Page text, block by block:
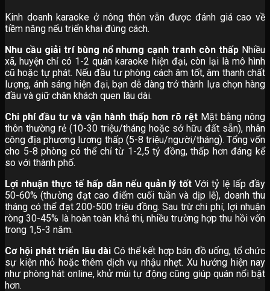
Kinh doanh karaoke ở nông thôn vẫn được đánh giá cao về
tiềm năng nếu triển khai đúng cách.
Nhu cầu giải trí bùng nổ nhưng cạnh tranh còn thấp Nhiều
xã, huyện chỉ có 1-2 quán karaoke hiện đại, còn lại là mô hình
cũ hoặc tự phát. Nếu đầu tư phòng cách âm tốt, âm thanh chất
lượng, ánh sáng hiện đại, bạn dễ dàng trở thành lựa chọn hàng
đầu và giữ chân khách quen lâu dài.
Chi phí đầu tư và vận hành thấp hơn rõ rệt Mặt bằng nông
thôn thường rẻ (10-30 triệu/tháng hoặc sở hữu đất sẵn), nhân
công địa phương lương thấp (5-8 triệu/người/tháng). Tổng vốn
cho 5-8 phòng có thể chỉ từ 1-2,5 tỷ đồng, thấp hơn đáng kể
so với thành phố.
Lợi nhuận thực tế hấp dẫn nếu quản lý tốt Với tỷ lệ lấp đầy
50-60% (thường đạt cao điểm cuối tuần và dịp lễ), doanh thu
tháng có thể đạt 200-500 triệu đồng. Sau trừ chi phí, lợi nhuận
ròng 30-45% là hoàn toàn khả thi, nhiều trường hợp thu hồi vốn
trong 1,5-3 năm.
Cơ hội phát triển lâu dài Có thể kết hợp bán đồ uống, tổ chức
sự kiện nhỏ hoặc thêm dịch vụ nhậu nhẹt. Xu hướng hiện nay
như phòng hát online, khử mùi tự động cũng giúp quán nổi bật
hơn.